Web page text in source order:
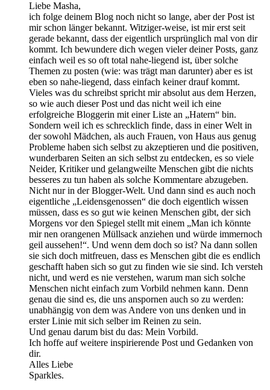
Liebe Masha,
ich folge deinem Blog noch nicht so lange, aber der Post ist
mir schon länger bekannt. Witziger-weise, ist mir erst seit
gerade bekannt, dass der eigentlich ursprünglich mal von dir
kommt. Ich bewundere dich wegen vieler deiner Posts, ganz
einfach weil es so oft total nahe-liegend ist, über solche
Themen zu posten (wie: was trägt man darunter) aber es ist
eben so nahe-liegend, dass einfach keiner drauf kommt.
Vieles was du schreibst spricht mir absolut aus dem Herzen,
so wie auch dieser Post und das nicht weil ich eine
erfolgreiche Bloggerin mit einer Liste an „Hatern“ bin.
Sondern weil ich es schrecklich finde, dass in einer Welt in
der sowohl Mädchen, als auch Frauen, von Haus aus genug
Probleme haben sich selbst zu akzeptieren und die positiven,
wunderbaren Seiten an sich selbst zu entdecken, es so viele
Neider, Kritiker und gelangweilte Menschen gibt die nichts
besseres zu tun haben als solche Kommentare abzugeben.
Nicht nur in der Blogger-Welt. Und dann sind es auch noch
eigentliche „Leidensgenossen“ die doch eigentlich wissen
müssen, dass es so gut wie keinen Menschen gibt, der sich
Morgens vor den Spiegel stellt mit einem „Man ich könnte
mir nen orangenen Müllsack anziehen und würde immernoch
geil aussehen!“. Und wenn dem doch so ist? Na dann sollen
sie sich doch mitfreuen, dass es Menschen gibt die es endlich
geschafft haben sich so gut zu finden wie sie sind. Ich versteh
nicht, und werd es nie verstehen, warum man sich solche
Menschen nicht einfach zum Vorbild nehmen kann. Denn
genau die sind es, die uns anspornen auch so zu werden:
unabhängig von dem was Andere von uns denken und in
erster Linie mit sich selber im Reinen zu sein.
Und genau darum bist du das: Mein Vorbild.
Ich hoffe auf weitere inspirierende Post und Gedanken von
dir.
Alles Liebe
Sparkles.